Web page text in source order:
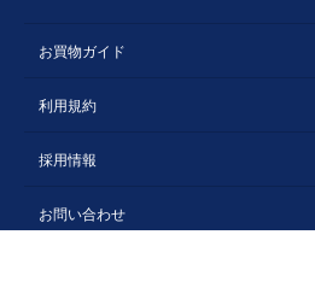
お買物ガイド
利用規約
採用情報
お問い合わせ